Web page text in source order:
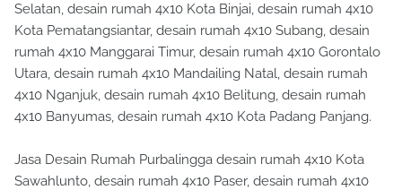
Selatan, desain rumah 4x10 Kota Binjai, desain rumah 4x10
Kota Pematangsiantar, desain rumah 4x10 Subang, desain
rumah 4x10 Manggarai Timur, desain rumah 4x10 Gorontalo
Utara, desain rumah 4x10 Mandailing Natal, desain rumah
4x10 Nganjuk, desain rumah 4x10 Belitung, desain rumah
4x10 Banyumas, desain rumah 4x10 Kota Padang Panjang.
Jasa Desain Rumah Purbalingga desain rumah 4x10 Kota
Sawahlunto, desain rumah 4x10 Paser, desain rumah 4x10